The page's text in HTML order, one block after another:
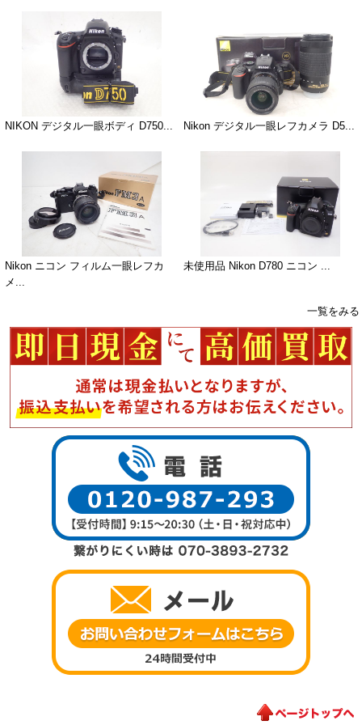
NIKON デジタル一眼ボディ D750... Nikon デジタル一眼レフカメラ D5...
Nikon ニコン フィルム一眼レフカ
メ...
未使用品 Nikon D780 ニコン ...
一覧をみる